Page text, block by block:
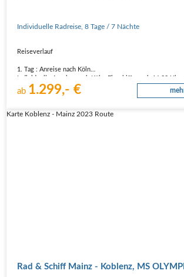
Individuelle Radreise ,8 Tage / 7 Nächte
Reiseverlauf
1. Tag : Anreise nach Köln
Kapitän und seine Crew, sowie Ihr Bordreiseleiter
2. Tag : Köln – Bonn (Radtour ca. 37 km)
ab 1.299,- €
Karte Koblenz - Mainz 2023 Route
Rad & Schiff Mainz - Koblenz, MS